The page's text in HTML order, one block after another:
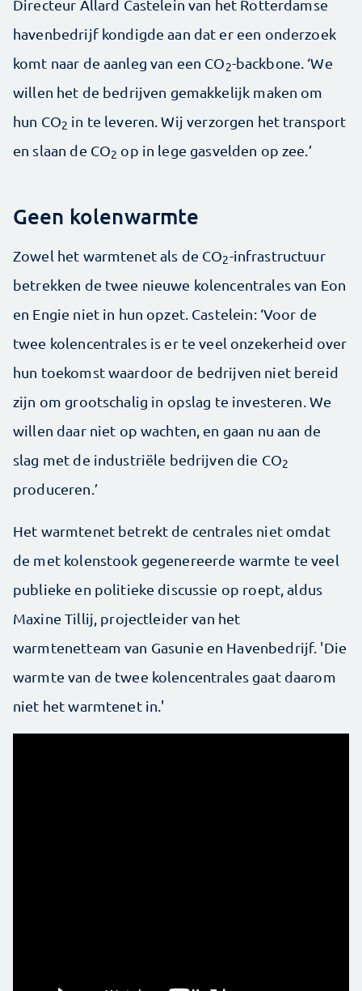
Directeur Allard Castelein van het Rotterdamse
havenbedrijf kondigde aan dat er een onderzoek
komt naar de aanleg van een CO2-backbone. ‘We
willen het de bedrijven gemakkelijk maken om
hun CO2 in te leveren. Wij verzorgen het transport
en slaan de CO2 op in lege gasvelden op zee.’
Geen kolenwarmte
Zowel het warmtenet als de CO2-infrastructuur
betrekken de twee nieuwe kolencentrales van Eon
en Engie niet in hun opzet. Castelein: ‘Voor de
twee kolencentrales is er te veel onzekerheid over
hun toekomst waardoor de bedrijven niet bereid
zijn om grootschalig in opslag te investeren. We
willen daar niet op wachten, en gaan nu aan de
slag met de industriële bedrijven die CO2
produceren.’
Het warmtenet betrekt de centrales niet omdat
de met kolenstook gegenereerde warmte te veel
publieke en politieke discussie op roept, aldus
Maxine Tillij, projectleider van het
warmtenetteam van Gasunie en Havenbedrijf. 'Die
warmte van de twee kolencentrales gaat daarom
niet het warmtenet in.'